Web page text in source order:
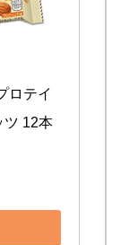
ロテイ
ツ 12本